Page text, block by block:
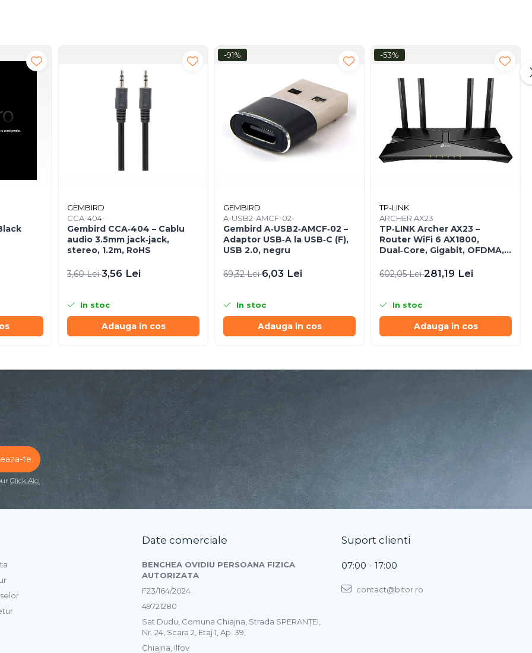
GEMBIRD
CCA-404-
Gembird CCA‑404 – Cablu
audio 3.5mm jack‑jack,
stereo, 1.2m, RoHS
3,60 Lei3,56 Lei
In stoc
Adauga in cos
-91%
GEMBIRD
A-USB2-AMCF-02-
Gembird A‑USB2‑AMCF‑02 –
Adaptor USB‑A la USB‑C (F),
USB 2.0, negru
69,32 Lei6,03 Lei
In stoc
Adauga in cos
-53%
TP-LINK
ARCHER AX23
TP‑LINK Archer AX23 –
Router WiFi 6 AX1800,
Dual‑Core, Gigabit, OFDMA,
602,05 Lei281,19 Lei
In stoc
Adauga in cos
Click Aici
Date comerciale
BENCHEA OVIDIU PERSOANA FIZICA
AUTORIZATA
F23/164/2024
49721280
Sat Dudu, Comuna Chiajna, Strada SPERANŢEI,
Nr. 24, Scara 2, Etaj 1, Ap. 39,
Chiajna, Ilfov
Suport clienti
07:00 - 17:00
contact@bitor.ro